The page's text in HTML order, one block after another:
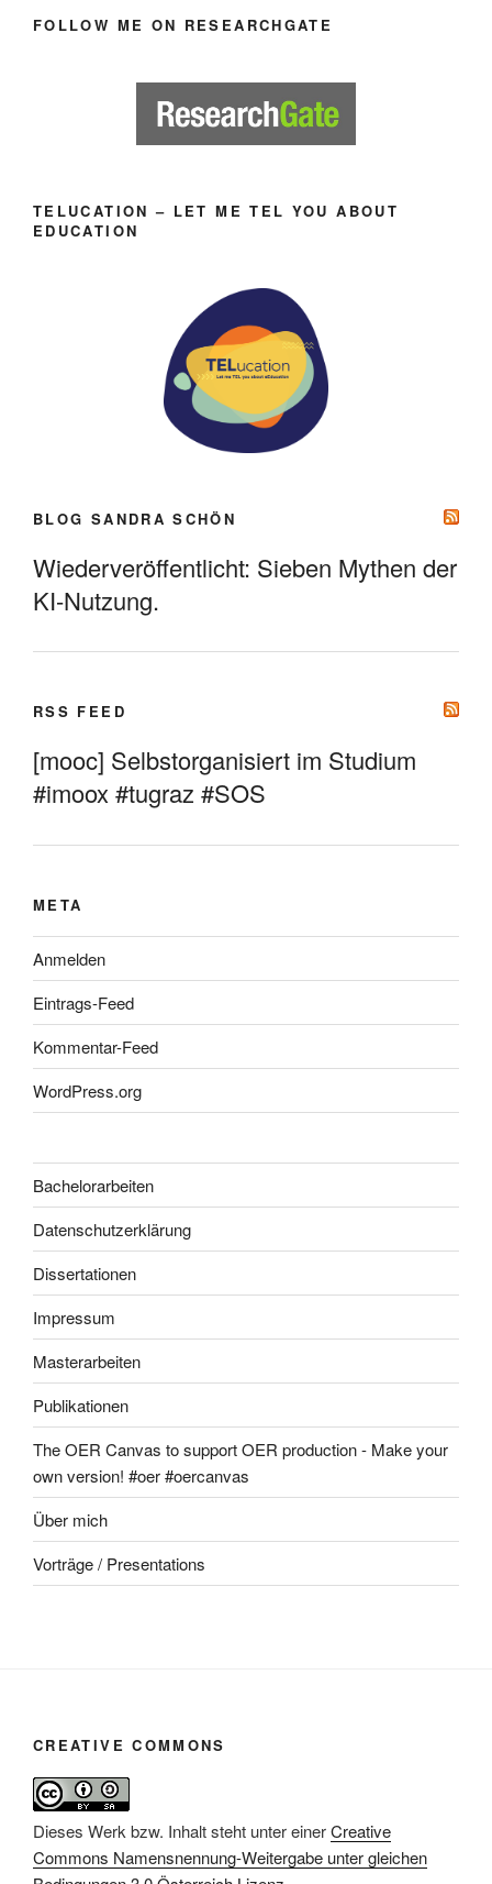
FOLLOW ME ON RESEARCHGATE
TELUCATION – LET ME TEL YOU ABOUT
EDUCATION
BLOG SANDRA SCHÖN
Wiederveröffentlicht: Sieben Mythen der
KI-Nutzung.
RSS FEED
[mooc] Selbstorganisiert im Studium
#imoox #tugraz #SOS
META
Anmelden
Eintrags-Feed
Kommentar-Feed
WordPress.org
Bachelorarbeiten
Datenschutzerklärung
Dissertationen
Impressum
Masterarbeiten
Publikationen
The OER Canvas to support OER production - Make your
own version! #oer #oercanvas
Über mich
Vorträge / Presentations
CREATIVE COMMONS
Dieses Werk bzw. Inhalt steht unter einerCreative
Commons Namensnennung-Weitergabe unter gleichen